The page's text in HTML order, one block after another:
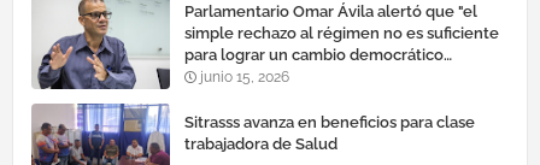
Parlamentario Omar Ávila alertó que "el
simple rechazo al régimen no es suficiente
para lograr un cambio democrático
efectivo"
junio 15, 2026
Sitrasss avanza en beneficios para clase
trabajadora de Salud